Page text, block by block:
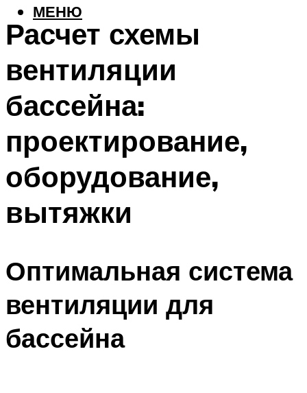
МЕНЮ
Расчет схемы
вентиляции
бассейна:
проектирование,
оборудование,
вытяжки
Оптимальная система
вентиляции для
бассейна